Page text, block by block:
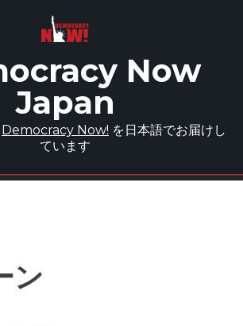
Now
Japan
Democracy Now! を日本語でお届けし
ています
ン